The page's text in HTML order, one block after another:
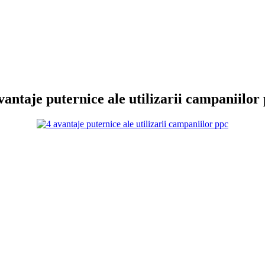
puternice ale utilizarii campaniilor